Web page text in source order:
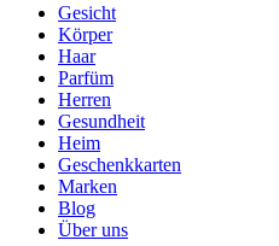
Gesicht
Körper
Haar
Parfüm
Herren
Gesundheit
Heim
Geschenkkarten
Marken
Blog
Über uns